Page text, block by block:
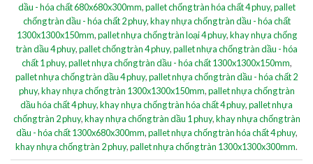
dầu - hóa chất 680x680x300mm,pallet chống tràn hóa chất 4 phuy,pallet
chống tràn dầu - hóa chất 2 phuy,khay nhựa chống tràn dầu - hóa chất
1300x1300x150mm,pallet nhựa chống tràn loại 4 phuy,khay nhựa chống
tràn dầu 4 phuy,pallet chống tràn 4 phuy,pallet nhựa chống tràn dầu - hóa
chất 1 phuy,pallet nhựa chống tràn dầu - hóa chất 1300x1300x150mm,
pallet nhựa chống tràn dầu 4 phuy,pallet nhựa chống tràn dầu - hóa chất 2
phuy,khay nhựa chống tràn 1300x1300x150mm,pallet nhựa chống tràn
dầu hóa chất 4 phuy,khay nhựa chống tràn hóa chất 4 phuy,pallet nhựa
chống tràn 2 phuy,khay nhựa chống tràn dầu 1 phuy,khay nhựa chống tràn
dầu - hóa chất 1300x680x300mm,pallet nhựa chống tràn hóa chất 4 phuy,
khay nhựa chống tràn 2 phuy,pallet nhựa chống tràn 1300x1300x300mm.